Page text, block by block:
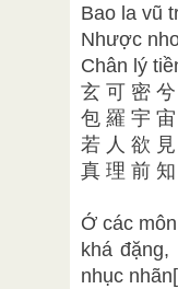
Bao la vũ
Nhược
Chân lý
玄 可 密
包 羅 宇
若 人 欲
真 理 前
Ớ các
khá
nhục